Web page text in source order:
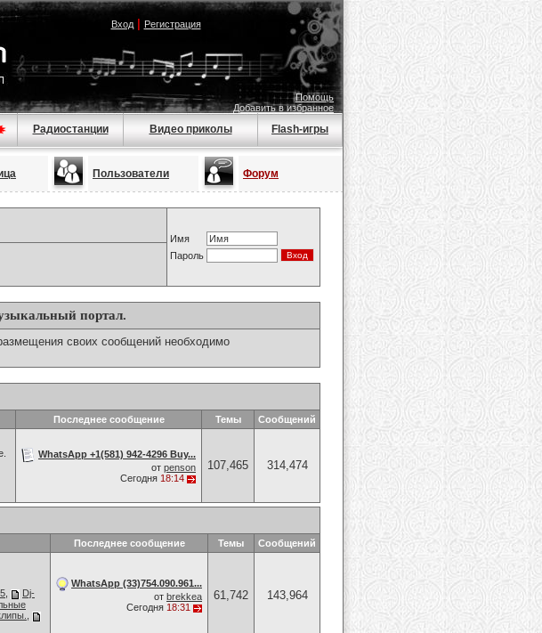
Вход| Регистрация
Помощь
Добавить в избранное
Радиостанции Видео приколы Flash-игры
Пользователи Форум
Имя
Пароль
портал.
своих сообщений необходимо
Последнее сообщение Темы Сообщений
WhatsApp +1(581) 942-4296 Buy...
от penson
Сегодня 18:14
107,465 314,474
Последнее сообщение Темы Сообщений
Dj-
WhatsApp (33)754.090.961...
от brekkea
Сегодня 18:31
61,742 143,964